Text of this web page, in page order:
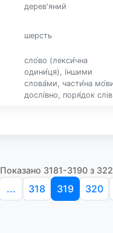
дерев'яний
шерсть
сло́во (лекси́чна
одини́ця), і́ншими
слова́ми, части́на
дослі́вно, поря́док слів
Показано 3181-3190 з
... 318 319 320